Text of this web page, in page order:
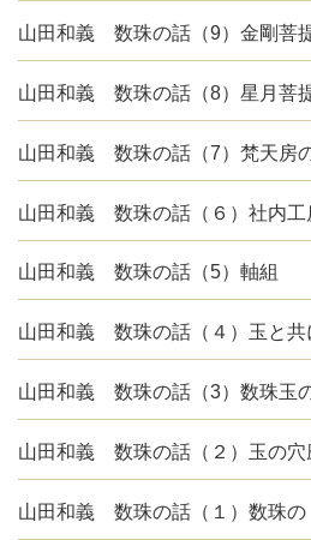
山田和義 数珠の話（9）金剛菩
山田和義 数珠の話（8）星月菩
山田和義 数珠の話（7）梵天房
山田和義 数珠の話（６）社内工
山田和義 数珠の話（5）軸組
山田和義 数珠の話（４）玉と共
山田和義 数珠の話（3）数珠玉
山田和義 数珠の話（２）玉の穴
山田和義 数珠の話（１）数珠の